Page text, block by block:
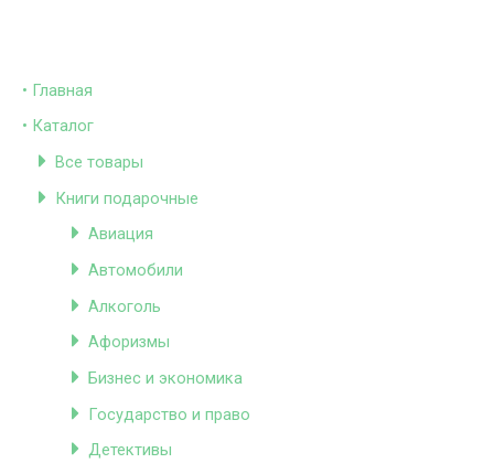
• Главная
• Каталог
Все товары
Книги подарочные
Авиация
Автомобили
Алкоголь
Афоризмы
Бизнес и экономика
Государство и право
Детективы